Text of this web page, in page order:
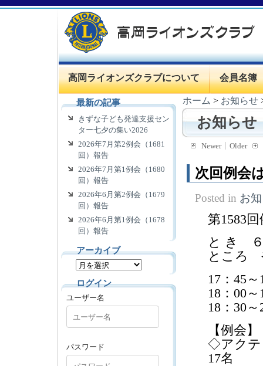
高岡ライオンズクラブについて 会員名簿
ホーム > お知らせ
お知らせ
Newer Older
次回例会
Posted in お
第1583
と き
ところ
17：45
18：00
18：30
【例会】
◇アクテ
17名
最新の記事
きずな子ども発達支援セン
ター七夕の集い2026
2026年7月第2例会（1681
回）報告
2026年7月第1例会（1680
回）報告
2026年6月第2例会（1679
回）報告
2026年6月第1例会（1678
回）報告
アーカイブ
ログイン
ユーザー名
パスワード